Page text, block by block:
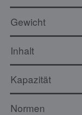
Gewicht
Inhalt
Kapazität
Normen